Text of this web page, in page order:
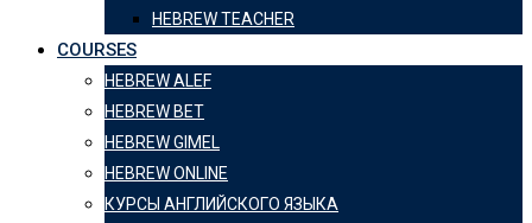
HEBREW TEACHER
COURSES
HEBREW ALEF
HEBREW BET
HEBREW GIMEL
HEBREW ONLINE
КУРСЫ АНГЛИЙСКОГО ЯЗЫКА